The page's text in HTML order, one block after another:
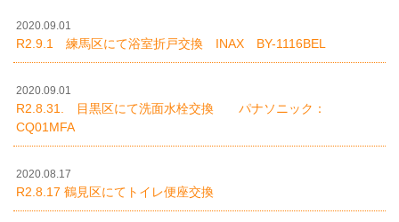
2020.09.01
R2.9.1 練馬区にて浴室折戸交換 INAX BY-1116BEL
2020.09.01
R2.8.31. 目黒区にて洗面水栓交換 パナソニック：
CQ01MFA
2020.08.17
R2.8.17 鶴見区にてトイレ便座交換